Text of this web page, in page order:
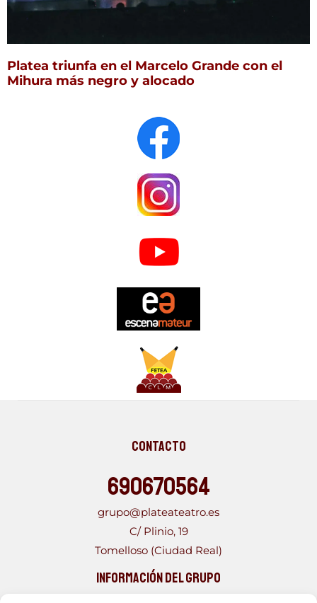
Platea triunfa en el Marcelo Grande con el
Mihura más negro y alocado
Contacto
690670564
grupo@plateateatro.es
C/ Plinio, 19
Tomelloso (Ciudad Real)
Información del Grupo